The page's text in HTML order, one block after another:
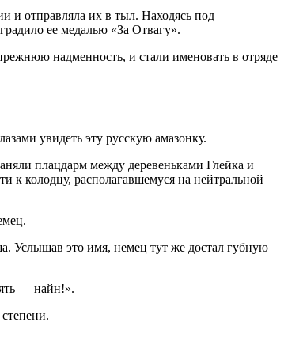
и отправляла их в тыл. Находясь под
ее медалью «За Отвагу».
надменность, и стали именовать в отряде
увидеть эту русскую амазонку.
плацдарм между деревеньками Глейка и
к колодцу, располагавшемуся на нейтральной
Услышав это имя, немец тут же достал губную
— найн!».